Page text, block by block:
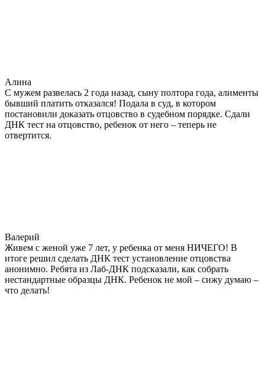
Алина
С мужем развелась 2 года назад, сыну полтора года, алименты
бывший платить отказался! Подала в суд, в котором
постановили доказать отцовство в судебном порядке. Сдали
ДНК тест на отцовство, ребенок от него – теперь не
отвертится.
Валерий
Живем с женой уже 7 лет, у ребенка от меня НИЧЕГО! В
итоге решил сделать ДНК тест установление отцовства
анонимно. Ребята из Лаб-ДНК подсказали, как собрать
нестандартные образцы ДНК. Ребенок не мой – сижу думаю –
что делать!